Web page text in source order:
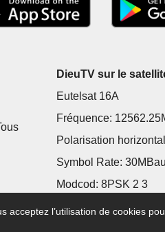
DieuTV sur le
Eutelsat 16A
Fréquence:
Polarisation
Symbol Rate:
Modcod: 8PSK 2 3
acceptez l’utilisation de cookies